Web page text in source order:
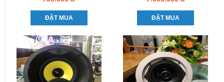
ĐẶT MUA ĐẶT MUA